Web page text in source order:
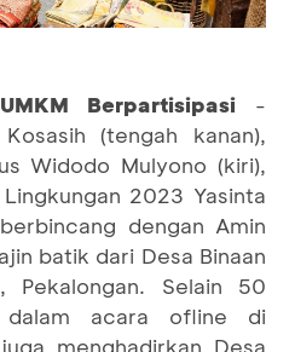
Berpartisipasi -
(tengah kanan),
Widodo Mulyono (kiri),
2023 Yasinta
dengan Amin
batik dari Desa Binaan
Pekalongan. Selain 50
dalam acara ofline di
menghadirkan Desa